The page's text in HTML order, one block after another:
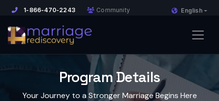
1-866-470-2243 Community English
Program Details
Your Journey to a Stronger Marriage Begins Here